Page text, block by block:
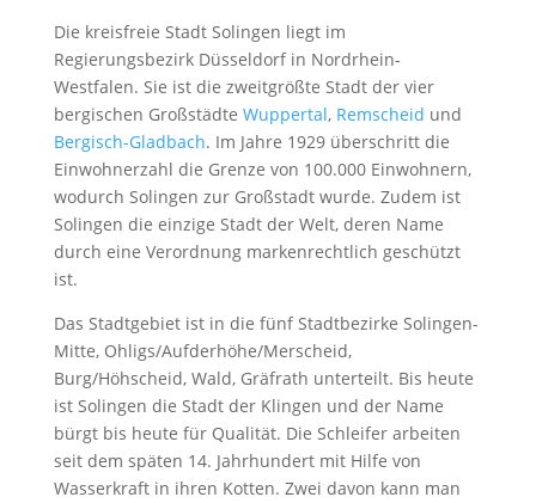
Die kreisfreie Stadt Solingen liegt im
Regierungsbezirk Düsseldorf in Nordrhein-
Westfalen. Sie ist die zweitgrößte Stadt der vier
bergischen Großstädte Wuppertal, Remscheid und
Bergisch-Gladbach. Im Jahre 1929 überschritt die
Einwohnerzahl die Grenze von 100.000 Einwohnern,
wodurch Solingen zur Großstadt wurde. Zudem ist
Solingen die einzige Stadt der Welt, deren Name
durch eine Verordnung markenrechtlich geschützt
ist.
Das Stadtgebiet ist in die fünf Stadtbezirke Solingen-
Mitte, Ohligs/Aufderhöhe/Merscheid,
Burg/Höhscheid, Wald, Gräfrath unterteilt. Bis heute
ist Solingen die Stadt der Klingen und der Name
bürgt bis heute für Qualität. Die Schleifer arbeiten
seit dem späten 14. Jahrhundert mit Hilfe von
Wasserkraft in ihren Kotten. Zwei davon kann man